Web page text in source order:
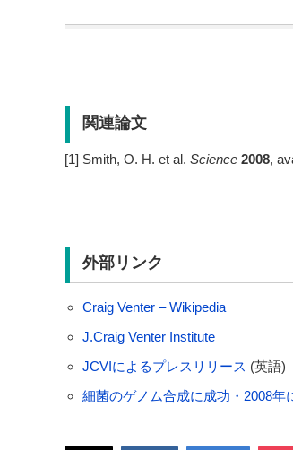
関連論文
[1] Smith, O. H. et al. Science 2008,
外部リンク
Craig Venter – Wikipedia
J.Craig Venter Institute
JCVIによるプレスリリース (英語)
細菌のゲノム合成に成功・2008年